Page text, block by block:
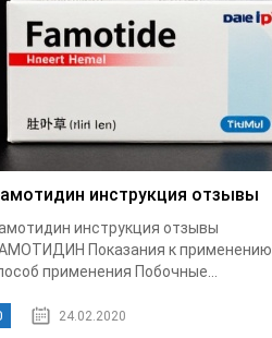
инструкция отзывы
инструкция отзывы
Показания к применению
применения Побочные...
24.02.2020